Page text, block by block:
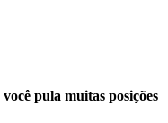
você pula muitas posições